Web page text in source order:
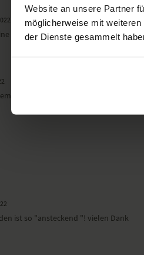
Website an unsere Partner
möglicherweise mit
der Dienste gesammelt
Freude mit Ranja zu trainieren.
emotional sehr anstrengenden Tag
ist so "ansteckend "! vielen Dank